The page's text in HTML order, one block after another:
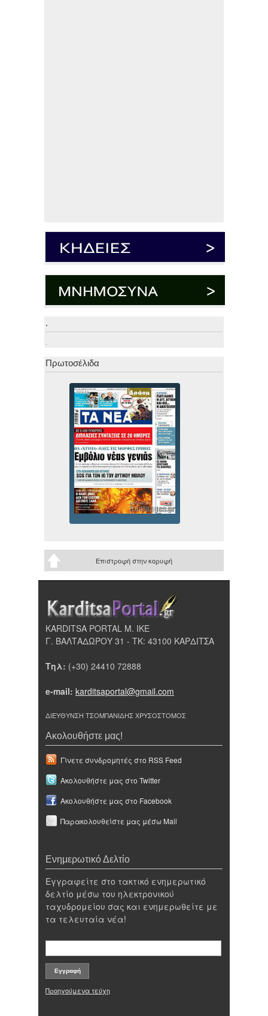
.
.
Πρωτοσέλιδα
Επιστροφή στην κορυφή
KARDITSA PORTAL Μ. ΙΚΕ
Γ. ΒΑΛΤΑΔΩΡΟΥ 31 - ΤΚ: 43100 ΚΑΡΔΙΤΣΑ
Τηλ: (+30) 24410 72888
e-mail: karditsaportal@gmail.com
ΔΙΕΥΘΥΝΣΗ ΤΣΟΜΠΑΝΙΔΗΣ ΧΡΥΣΟΣΤΟΜΟΣ
Ακολουθήστε μας!
Γίνετε συνδρομητές στο RSS Feed
Ακολουθήστε μας στο Twitter
Ακολουθήστε μας στο Facebook
Παρακολουθείστε μας μέσω Mail
Ενημερωτικό Δελτίο
Εγγραφείτε στο τακτικό ενημερωτικό
δελτίο μέσω του ηλεκτρονικού
ταχυδρομείου σας και ενημερωθείτε με
τα τελευταία νέα!
Προηγούμενα τεύχη